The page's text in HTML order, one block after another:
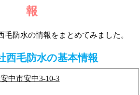
報
毛防水の情報をまとめてみました。
西毛防水の基本情報
中市安中3-10-3